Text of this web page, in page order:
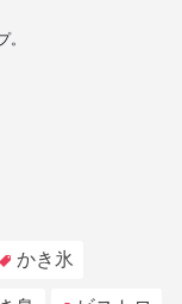
。
かき氷